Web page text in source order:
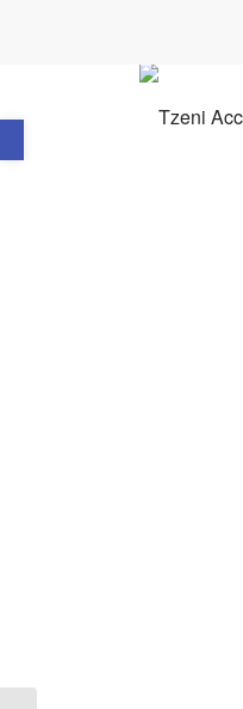
Ανοίξτε τη γραμμή εργαλείων